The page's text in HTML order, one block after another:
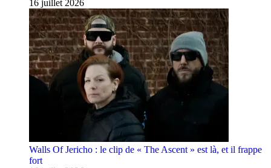
16 juillet 2026
Walls Of Jericho : le clip de « The Ascent » est là, et il frappe
fort